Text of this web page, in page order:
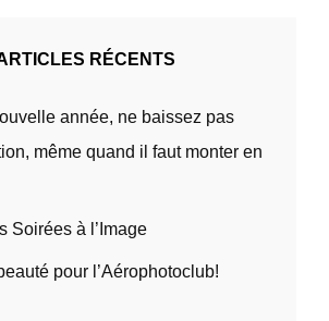
RÉCENTS
année, ne baissez pas
même quand il faut monter en
Soirées à l’Image
pour l’Aérophotoclub!